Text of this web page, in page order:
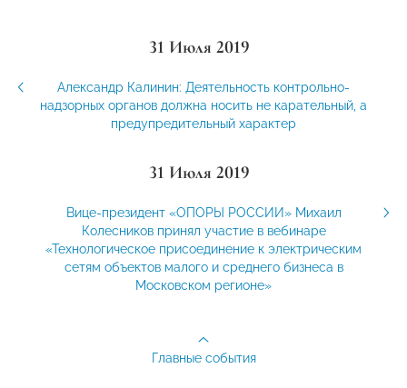
31 Июля 2019
Александр Калинин: Деятельность контрольно-
надзорных органов должна носить не карательный, а
предупредительный характер
31 Июля 2019
Вице-президент «ОПОРЫ РОССИИ» Михаил
Колесников принял участие в вебинаре
«Технологическое присоединение к электрическим
сетям объектов малого и среднего бизнеса в
Московском регионе»
Главные события